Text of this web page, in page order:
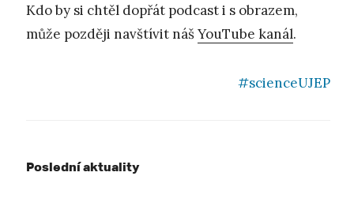
Kdo by si chtěl dopřát podcast i s obrazem,
může později navštívit nášYouTube kanál.
#scienceUJEP
Poslední aktuality